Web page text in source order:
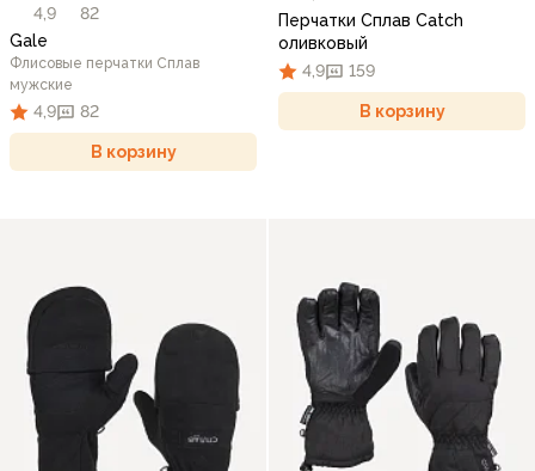
4,9
82
Gale
Флисовые перчатки Сплав
мужские
4,9 82
В корзину
Перчатки Сплав Catch
оливковый
4,9
159
В корзину